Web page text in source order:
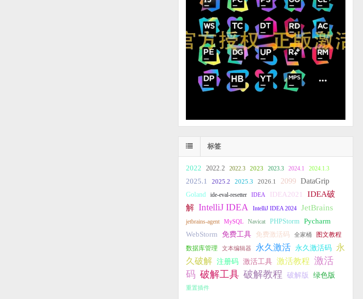
标签
2022 2022.2 2022.3 2023 2023.3 2024.1 2024.1.3
2025.1 2025.2 2025.3 2026.1 2099 DataGrip
Goland ide-eval-resetter IDEA IDEA2021
IDEA破
解 IntelliJ IDEA IntelliJ IDEA 2024 JetBrains
jetbrains-agent MySQL Navicat PHPStorm Pycharm
WebStorm 免费工具 免费激活码 全家桶 图文教程
数据库管理 文本编辑器 永久激活 永久激活码
永
久破解 注册码 激活工具 激活教程 激活
码 破解工具 破解教程 破解版 绿色版
重置插件